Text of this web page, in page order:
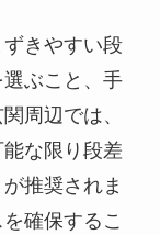
きやすい段
ぶこと、手
周辺では、
な限り段差
推奨されま
確保するこ